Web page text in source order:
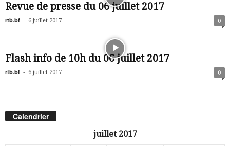
Revue de presse du 06 juillet 2017
rtb.bf - 6 juillet 2017 0
Flash info de 10h du 06 juillet 2017
rtb.bf - 6 juillet 2017 0
Calendrier
juillet 2017